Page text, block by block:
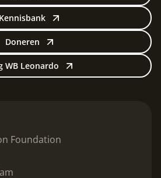
Kennisbank
Doneren
WB Leonardo
Foundation